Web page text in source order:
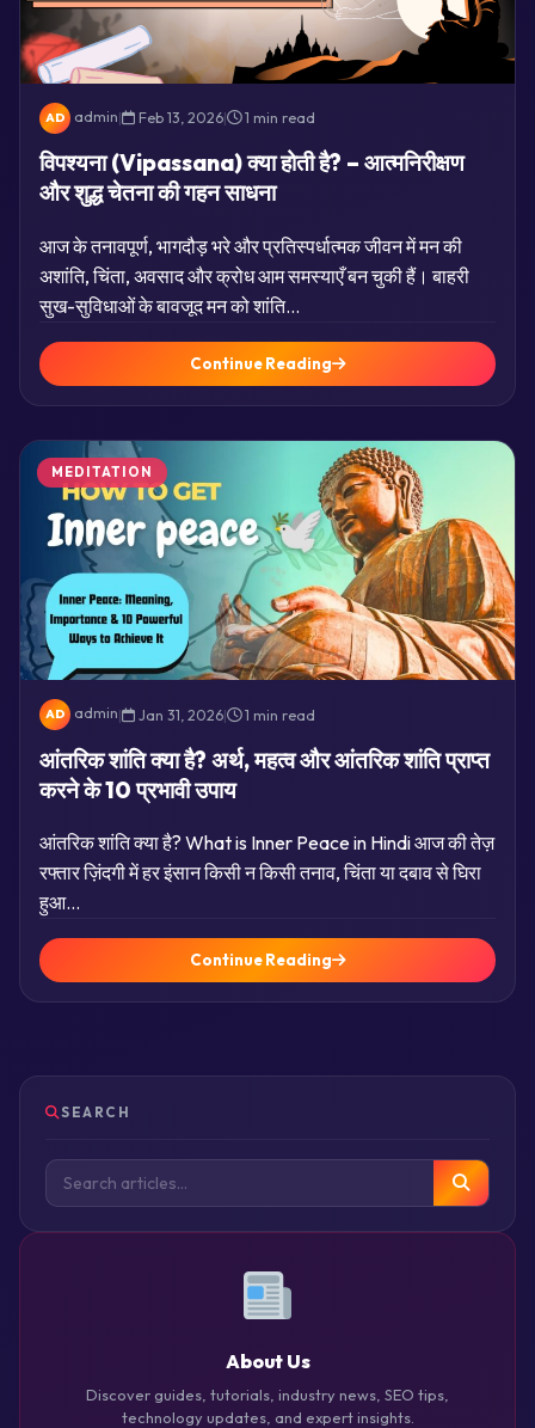
AD admin| Feb 13, 2026| 1 min read
विपश्यना (Vipassana) क्या होती है? – आत्मनिरीक्षण
और शुद्ध चेतना की गहन साधना
आज के तनावपूर्ण, भागदौड़ भरे और प्रतिस्पर्धात्मक जीवन में मन की
अशांति, चिंता, अवसाद और क्रोध आम समस्याएँ बन चुकी हैं। बाहरी
सुख-सुविधाओं के बावजूद मन को शांति…
Continue Reading
MEDITATION
AD admin| Jan 31, 2026| 1 min read
आंतरिक शांति क्या है? अर्थ, महत्व और आंतरिक शांति प्राप्त
करने के 10 प्रभावी उपाय
आंतरिक शांति क्या है? What is Inner Peace in Hindi आज की तेज़
रफ्तार ज़िंदगी में हर इंसान किसी न किसी तनाव, चिंता या दबाव से घिरा
हुआ…
Continue Reading
SEARCH
About Us
Discover guides, tutorials, industry news, SEO tips,
technology updates, and expert insights.